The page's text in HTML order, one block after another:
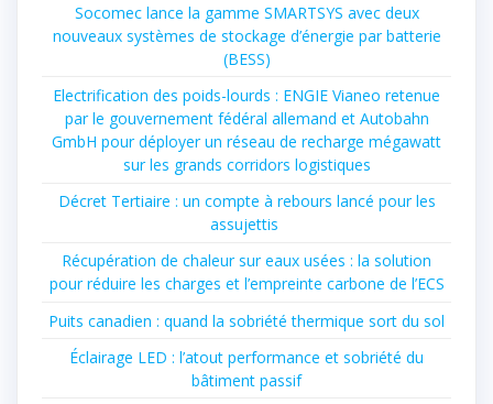
Socomec lance la gamme SMARTSYS avec deux
nouveaux systèmes de stockage d’énergie par batterie
(BESS)
Electrification des poids-lourds : ENGIE Vianeo retenue
par le gouvernement fédéral allemand et Autobahn
GmbH pour déployer un réseau de recharge mégawatt
sur les grands corridors logistiques
Décret Tertiaire : un compte à rebours lancé pour les
assujettis
Récupération de chaleur sur eaux usées : la solution
pour réduire les charges et l’empreinte carbone de l’ECS
Puits canadien : quand la sobriété thermique sort du sol
Éclairage LED : l’atout performance et sobriété du
bâtiment passif